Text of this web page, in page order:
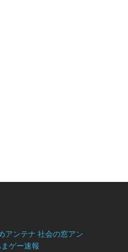
アンテナ 社会の窓アン
ゲー速報